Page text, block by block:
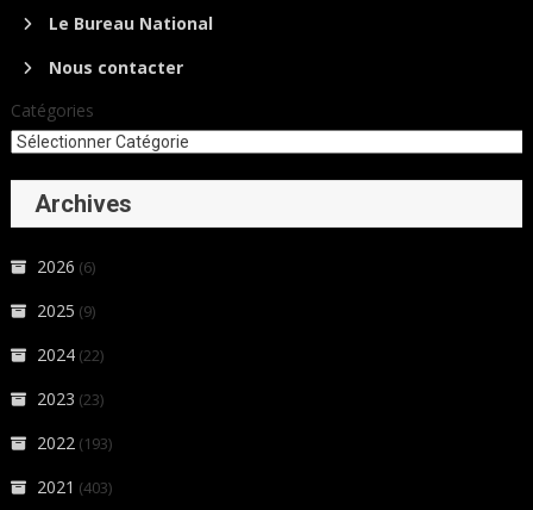
Le Bureau National
Nous contacter
Catégories
Archives
2026 (6)
2025 (9)
2024 (22)
2023 (23)
2022 (193)
2021 (403)